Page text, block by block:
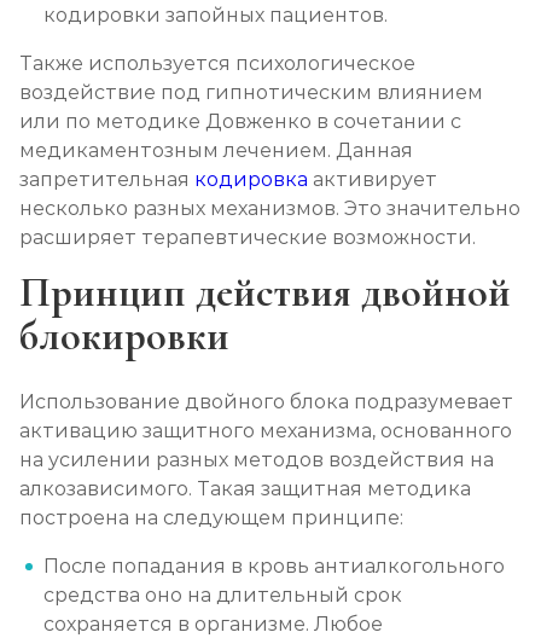
от 2 150 ₽ Записаться
Лечение алкоголизма на дому
от 2 150 ₽ Записаться
Лечение алкоголизма амбулаторно
от 1 100 ₽ Записаться
Лечение алкоголизма в стационаре (сутки)
от 2 500 ₽ Записаться
Лечение пивного алкоголизма
Записаться
Лечение винного алкоголизма
кодировки запойных пациентов.
Также используется психологическое
воздействие под гипнотическим влиянием
или по методике Довженко в сочетании с
медикаментозным лечением. Данная
запретительная кодировка активирует
несколько разных механизмов. Это значительно
расширяет терапевтические возможности.
Принцип действия двойной
блокировки
Использование двойного блока подразумевает
активацию защитного механизма, основанного
на усилении разных методов воздействия на
алкозависимого. Такая защитная методика
построена на следующем принципе:
После попадания в кровь антиалкогольного
средства оно на длительный срок
сохраняется в организме. Любое